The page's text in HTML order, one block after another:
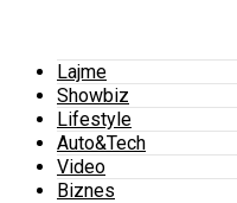
Lajme
Showbiz
Lifestyle
Auto&Tech
Video
Biznes